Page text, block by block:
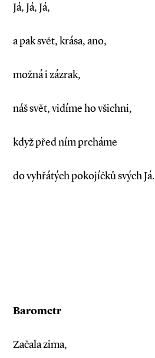
Já, Já, Já,
a pak svět, krása, ano,
možná i zázrak,
náš svět, vidíme ho všichni,
když před ním prcháme
do vyhřátých pokojíčků svých Já.
Barometr
Začala zima,